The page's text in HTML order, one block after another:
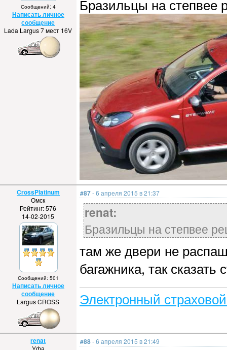
Сообщений: 4
Написать личное
сообщение
Lada Largus 7 мест 16V
Бразильцы на степвее
CrossPlatinum
Омск
Рейтинг: 576
14-02-2015
Сообщений: 501
Написать личное
сообщение
Largus CROSS
#87- 6 апреля 2015 в 21:37
renat:
Бразильцы на степвее
там же двери не
багажника, так сказать
Электронный
renat
Уфа
#88- 6 апреля 2015 в 21:49